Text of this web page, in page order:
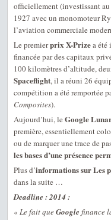
officiellement (investissant
1927 avec un monomoteur
l’aviation commerciale
Le premierprix X-Prizea été
financée par des capitaux
100 kilomètres d’altitude,
Spaceflight, il a réuni 26
compétition a été remportée
Composites).
Aujourd’hui, le Google
première, essentiellement
ou de marquer une trace de
les bases d’une présence
Plus d’informations sur Les
dans la suite …
Deadline : 2014 :
« Le fait queGoogle finance